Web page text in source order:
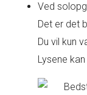
Ved
Det er det
Du vil kun
Lysene